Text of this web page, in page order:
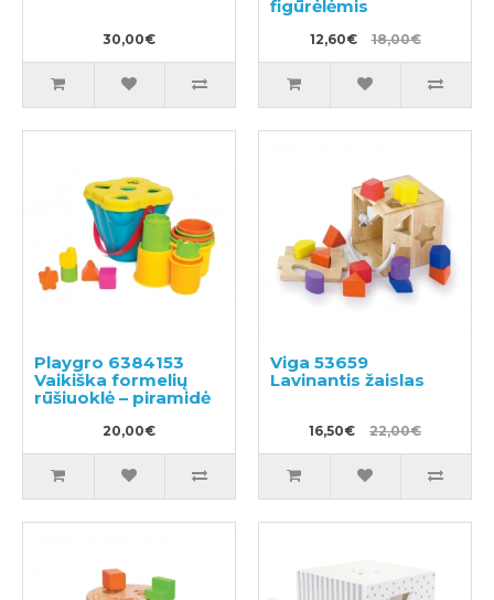
30,00€
figūrėlėmis
12,60€ 18,00€
Playgro 6384153
Vaikiška formelių
rūšiuoklė – piramidė
20,00€
Viga 53659
Lavinantis žaislas
16,50€ 22,00€